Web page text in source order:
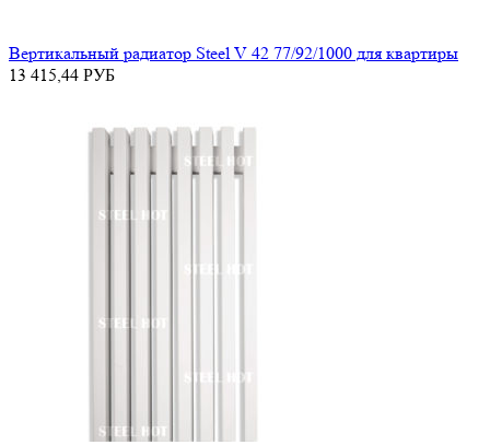
Вертикальный радиатор Steel V 42 77/92/1000 для квартиры
13 415,44 РУБ